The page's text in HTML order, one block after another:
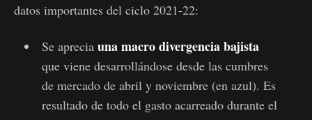
datos importantes del ciclo 2021-22:
Se aprecia una macro divergencia bajista
que viene desarrollándose desde las cumbres
de mercado de abril y noviembre (en azul). Es
resultado de todo el gasto acarreado durante el